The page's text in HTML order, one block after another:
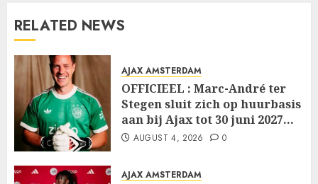
RELATED NEWS
AJAX AMSTERDAM
OFFICIEEL : Marc-André ter
Stegen sluit zich op huurbasis
aan bij Ajax tot 30 juni 2027…
AUGUST 4, 2026 0
AJAX AMSTERDAM